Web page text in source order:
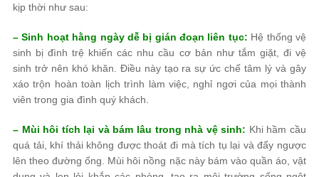
kịp thời như sau:
– Sinh hoạt hằng ngày dễ bị gián đoạn liên tục: Hệ thống vệ
sinh bị đình trệ khiến các nhu cầu cơ bản như tắm giặt, đi vệ
sinh trở nên khó khăn. Điều này tạo ra sự ức chế tâm lý và gây
xáo trộn hoàn toàn lịch trình làm việc, nghỉ ngơi của mọi thành
viên trong gia đình quý khách.
– Mùi hôi tích lại và bám lâu trong nhà vệ sinh: Khi hầm cầu
quá tải, khí thải không được thoát đi mà tích tụ lại và đẩy ngược
lên theo đường ống. Mùi hôi nồng nặc này bám vào quần áo, vật